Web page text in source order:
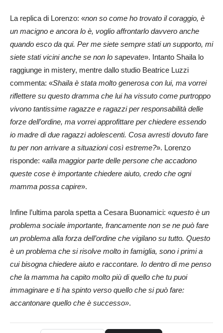
La replica di Lorenzo: «non so come ho trovato il coraggio, è
un macigno e ancora lo è, voglio affrontarlo davvero anche
quando esco da qui. Per me siete sempre stati un supporto, mi
siete stati vicini anche se non lo sapevate». Intanto Shaila lo
raggiunge in mistery, mentre dallo studio Beatrice Luzzi
commenta: «Shaila è stata molto generosa con lui, ma vorrei
riflettere su questo dramma che lui ha vissuto come purtroppo
vivono tantissime ragazze e ragazzi per responsabilità delle
forze dell’ordine, ma vorrei approfittare per chiedere essendo
io madre di due ragazzi adolescenti. Cosa avresti dovuto fare
tu per non arrivare a situazioni così estreme?». Lorenzo
risponde: «alla maggior parte delle persone che accadono
queste cose è importante chiedere aiuto, credo che ogni
mamma possa capire».
Infine l’ultima parola spetta a Cesara Buonamici: «questo è un
problema sociale importante, francamente non se ne può fare
un problema alla forza dell’ordine che vigilano su tutto. Questo
è un problema che si risolve molto in famiglia, sono i primi a
cui bisogna chiedere aiuto e raccontare. Io dentro di me penso
che la mamma ha capito molto più di quello che tu puoi
immaginare e ti ha spinto verso quello che si può fare:
accantonare quello che è successo».